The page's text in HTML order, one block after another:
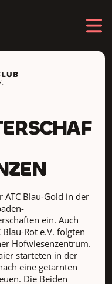
ATC Blau-Gold in der
ein. Auch
Blau-Rot e.V. folgten
Hofwiesenzentrum.
starteten in der
eine getarnten
Die Beiden